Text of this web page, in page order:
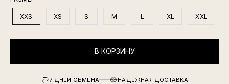
XXS XS S M L XL XXL
В КОРЗИНУ
7 ДНЕЙ ОБМЕНА НАДЁЖНАЯ ДОСТАВКА